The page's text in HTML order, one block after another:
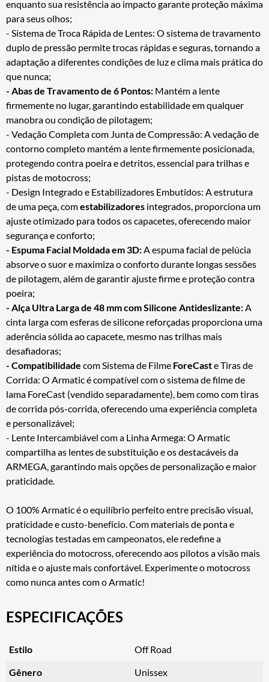
enquanto sua resistência ao impacto garante proteção máxima
para seus olhos;
- Sistema de Troca Rápida de Lentes: O sistema de travamento
duplo de pressão permite trocas rápidas e seguras, tornando a
adaptação a diferentes condições de luz e clima mais prática do
que nunca;
- Abas de Travamento de 6 Pontos: Mantém a lente
firmemente no lugar, garantindo estabilidade em qualquer
manobra ou condição de pilotagem;
- Vedação Completa com Junta de Compressão: A vedação de
contorno completo mantém a lente firmemente posicionada,
protegendo contra poeira e detritos, essencial para trilhas e
pistas de motocross;
- Design Integrado e Estabilizadores Embutidos: A estrutura
de uma peça, comestabilizadores integrados, proporciona um
ajuste otimizado para todos os capacetes, oferecendo maior
segurança e conforto;
- Espuma Facial Moldada em 3D:A espuma facial de pelúcia
absorve o suor e maximiza o conforto durante longas sessões
de pilotagem, além de garantir ajuste firme e proteção contra
poeira;
- Alça Ultra Larga de 48 mm com Silicone Antideslizante:A
cinta larga com esferas de silicone reforçadas proporciona uma
aderência sólida ao capacete, mesmo nas trilhas mais
desafiadoras;
- Compatibilidade com Sistema de Filme ForeCaste Tiras de
Corrida: O Armatic é compatível com o sistema de filme de
lama ForeCast (vendido separadamente), bem como com tiras
de corrida pós-corrida, oferecendo uma experiência completa
e personalizável;
- Lente Intercambiável com a Linha Armega: O Armatic
compartilha as lentes de substituição e os destacáveis da
ARMEGA, garantindo mais opções de personalização e maior
praticidade.
O 100% Armatic é o equilíbrio perfeito entre precisão visual,
praticidade e custo-benefício. Com materiais de ponta e
tecnologias testadas em campeonatos, ele redefine a
experiência do motocross, oferecendo aos pilotos a visão mais
nítida e o ajuste mais confortável. Experimente o motocross
como nunca antes com o Armatic!
ESPECIFICAÇÕES
Estilo Off Road
Gênero Unissex